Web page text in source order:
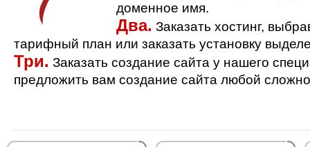
доменное имя.
Два. Заказать хостинг,
тарифный план или заказать установку
Три. Заказать создание сайта у нашего
предложить вам создание сайта любой